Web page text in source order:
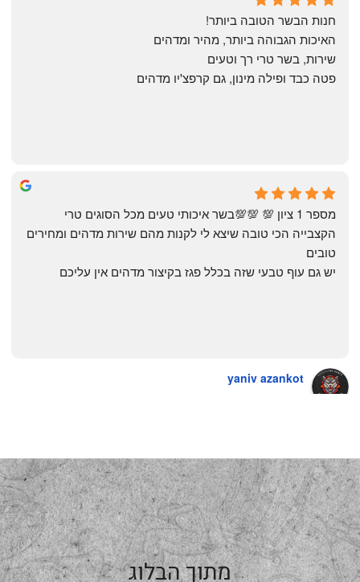
9 months ago
The Artechology
a year ago
חנות הבשר הטובה ביותר!
האיכות הגבוהה ביותר, מהיר ומדהים
שירות, בשר טרי רך וטעים
פטה כבד ופילה מינון, גם קרפצ'יו מדהים
yaniv azankot
טובים
יש גם עוף טבעי שזה בכלל פגז בקיצור מדהים אין עליכם
מתוך הבלוג